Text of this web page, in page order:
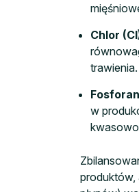
Chlor
w
produktów,